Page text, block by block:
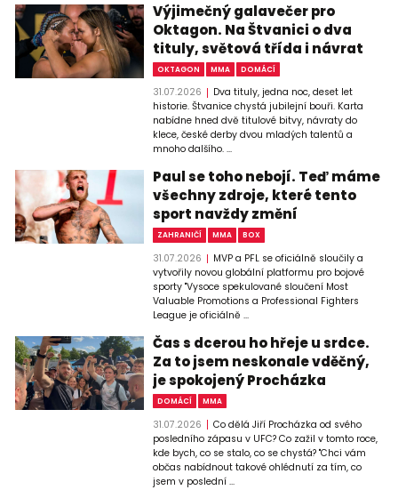
Výjimečný galavečer pro
Oktagon. Na Štvanici o dva
tituly, světová třída i návrat
OKTAGON MMA DOMÁCÍ
31.07.2026
Dva tituly, jedna noc, deset let
historie. Štvanice chystá jubilejní bouři. Karta
nabídne hned dvě titulové bitvy, návraty do
klece, české derby dvou mladých talentů a
mnoho dalšího. ...
Paul se toho nebojí. Teď máme
všechny zdroje, které tento
sport navždy změní
ZAHRANIČÍ MMA BOX
31.07.2026
MVP a PFL se oficiálně sloučily a
vytvořily novou globální platformu pro bojové
sporty "Vysoce spekulované sloučení Most
Valuable Promotions a Professional Fighters
League je oficiálně ...
Čas s dcerou ho hřeje u srdce.
Za to jsem neskonale vděčný,
je spokojený Procházka
DOMÁCÍ MMA
31.07.2026
Co dělá Jiří Procházka od svého
posledního zápasu v UFC? Co zažil v tomto roce,
kde bych, co se stalo, co se chystá? "Chci vám
občas nabídnout takové ohlédnutí za tím, co
jsem v poslední ...